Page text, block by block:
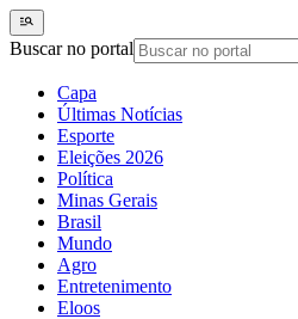
Buscar no portal
Capa
Últimas Notícias
Esporte
Eleições 2026
Política
Minas Gerais
Brasil
Mundo
Agro
Entretenimento
Eloos